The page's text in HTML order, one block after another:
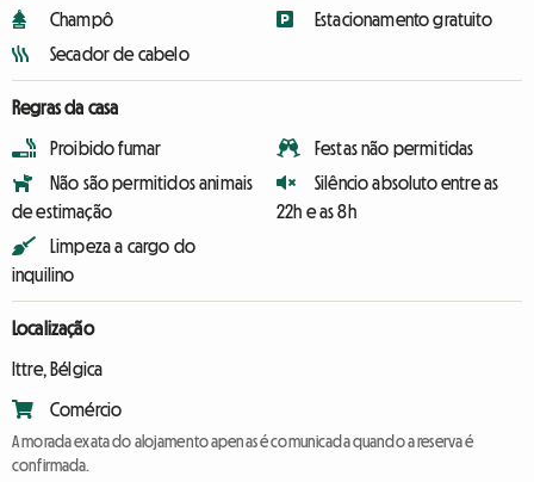
Champô
Secador de cabelo
Estacionamento gratuito
Regras da casa
Proibido fumar
Não são permitidos animais
de estimação
Limpeza a cargo do
inquilino
Festas não permitidas
Silêncio absoluto entre as
22h e as 8h
Localização
Ittre, Bélgica
Comércio
A morada exata do alojamento apenas é comunicada quando a reserva é
confirmada.